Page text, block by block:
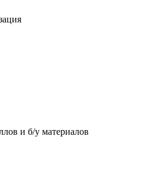
и б/у материалов